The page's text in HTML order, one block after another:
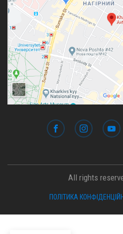
All rights
ПОЛІТИКА